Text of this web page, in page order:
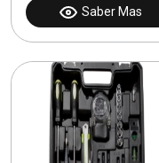
Saber Mas